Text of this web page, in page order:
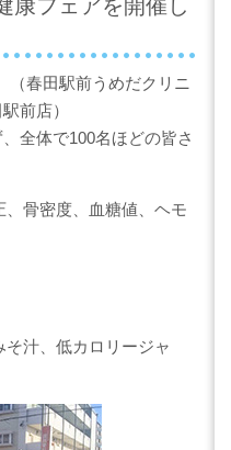
康フェアを開催し
（春田駅前うめだクリニ
前店）
全体で100名ほどの皆さ
骨密度、血糖値、ヘモ
汁、低カロリージャ